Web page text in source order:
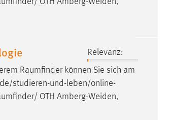
Relevanz:
Raumfinderkönnen Sie sich am
studieren-und-leben/online-
/ OTH Amberg-Weiden,